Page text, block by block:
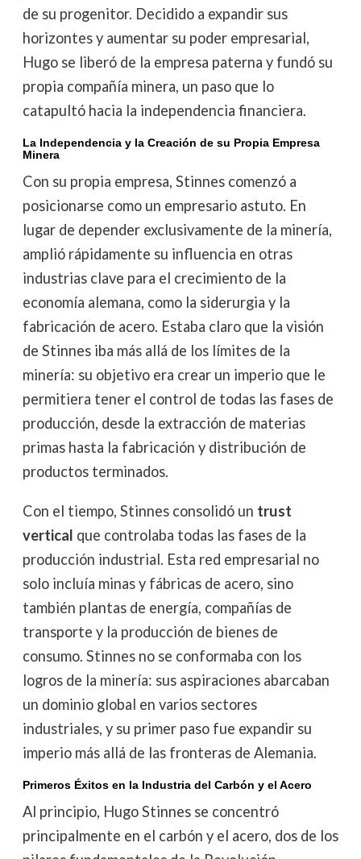
de su progenitor. Decidido a expandir sus
horizontes y aumentar su poder empresarial,
Hugo se liberó de la empresa paterna y fundó su
propia compañía minera, un paso que lo
catapultó hacia la independencia financiera.
La Independencia y la Creación de su Propia Empresa
Minera
Con su propia empresa, Stinnes comenzó a
posicionarse como un empresario astuto. En
lugar de depender exclusivamente de la minería,
amplió rápidamente su influencia en otras
industrias clave para el crecimiento de la
economía alemana, como la siderurgia y la
fabricación de acero. Estaba claro que la visión
de Stinnes iba más allá de los límites de la
minería: su objetivo era crear un imperio que le
permitiera tener el control de todas las fases de
producción, desde la extracción de materias
primas hasta la fabricación y distribución de
productos terminados.
Con el tiempo, Stinnes consolidó un trust
vertical que controlaba todas las fases de la
producción industrial. Esta red empresarial no
solo incluía minas y fábricas de acero, sino
también plantas de energía, compañías de
transporte y la producción de bienes de
consumo. Stinnes no se conformaba con los
logros de la minería: sus aspiraciones abarcaban
un dominio global en varios sectores
industriales, y su primer paso fue expandir su
imperio más allá de las fronteras de Alemania.
Primeros Éxitos en la Industria del Carbón y el Acero
Al principio, Hugo Stinnes se concentró
principalmente en el carbón y el acero, dos de los